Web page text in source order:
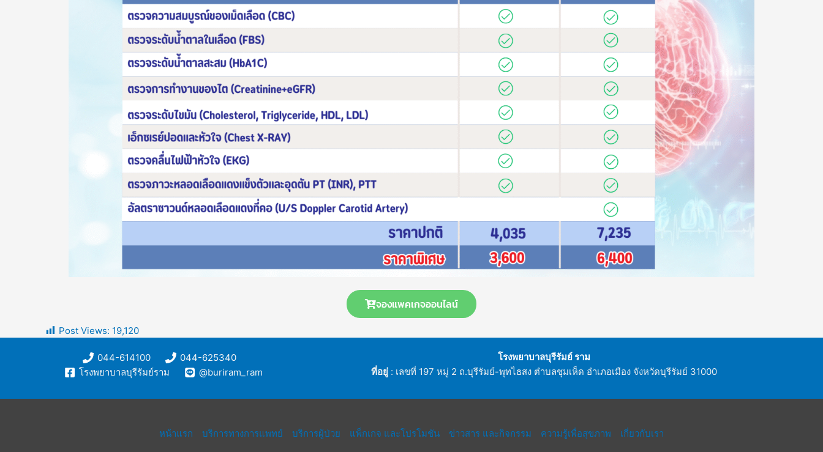
จองแพคเกจออนไลน์
Post Views: 19,120
044-614100
044-625340
โรงพยาบาลบุรีรัมย์ราม
@buriram_ram
โรงพยาบาลบุรีรัมย์ ราม
ที่อยู่ : เลขที่ 197 หมู่ 2 ถ.บุรีรัมย์-พุทไธสง ตำบลชุมเห็ด อำเภอเมือง จังหวัดบุรีรัมย์ 31000
หน้าแรก บริการทางการแพทย์ บริการผู้ป่วย แพ็กเกจ และโปรโมชัน ข่าวสาร และกิจกรรม ความรู้เพื่อสุขภาพ เกี่ยวกับเรา